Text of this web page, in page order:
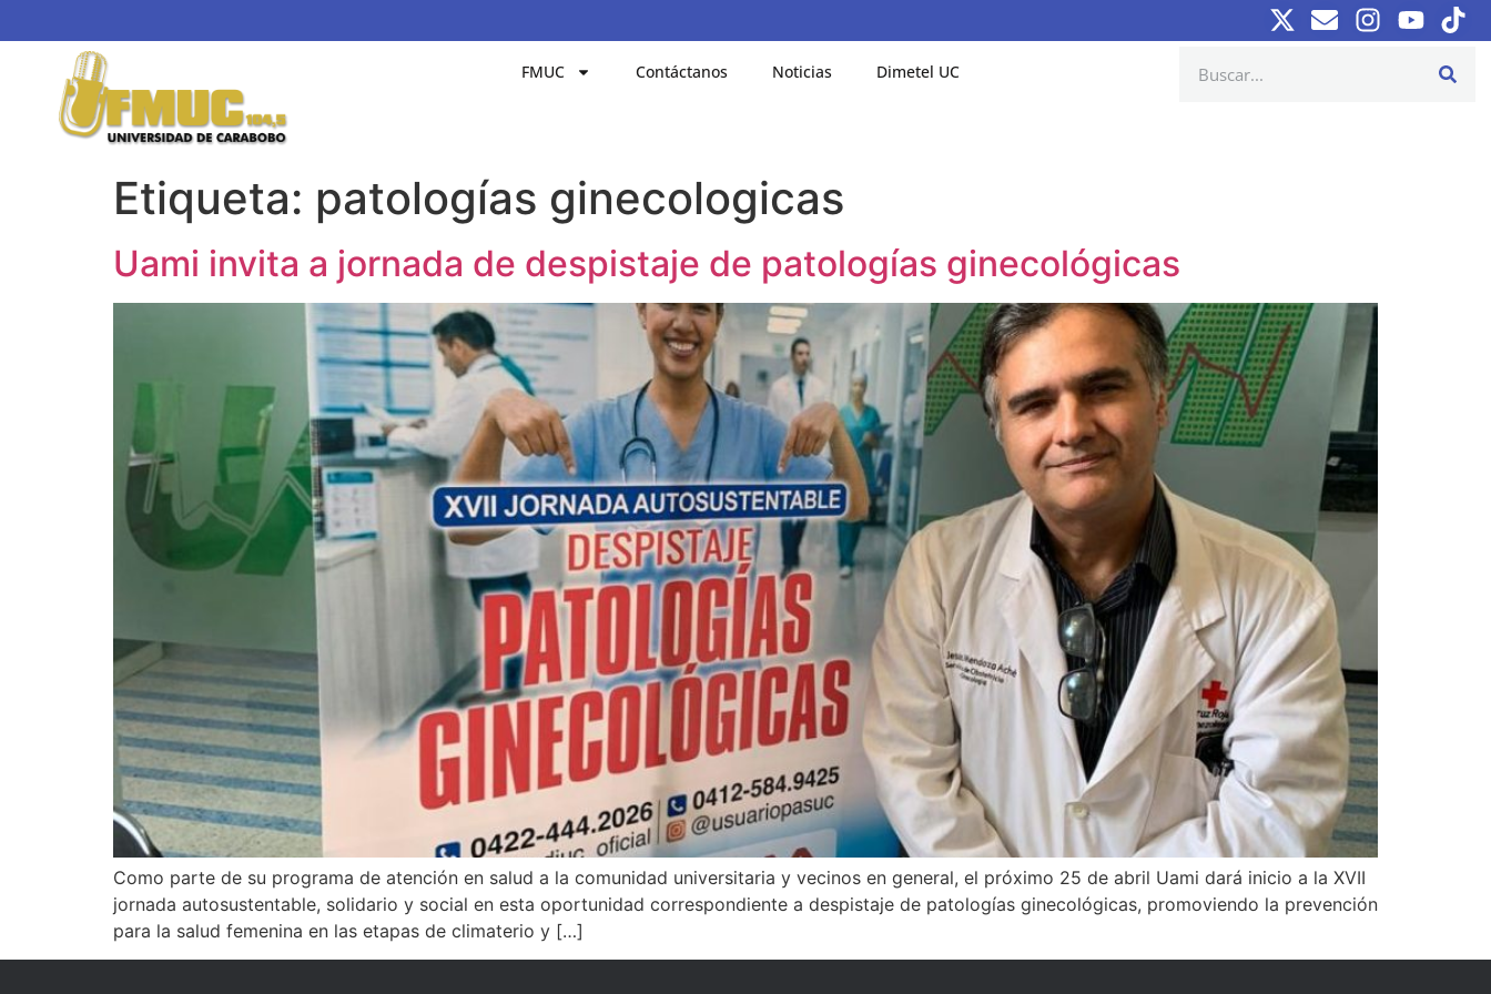
FMUC Contáctanos Noticias Dimetel UC
Etiqueta: patologías ginecologicas
Uami invita a jornada de despistaje de patologías ginecológicas
Como parte de su programa de atención en salud a la comunidad universitaria y vecinos en general, el próximo 25 de abril Uami dará inicio a la XVII
jornada autosustentable, solidario y social en esta oportunidad correspondiente a despistaje de patologías ginecológicas, promoviendo la prevención
para la salud femenina en las etapas de climaterio y […]